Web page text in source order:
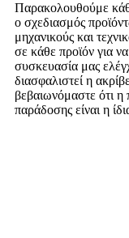
Παρακολουθούμε
ο σχεδιασμός
μηχανικούς και
σε κάθε προϊόν για
συσκευασία μας
διασφαλιστεί η
βεβαιωνόμαστε ότι η
παράδοσης είναι η